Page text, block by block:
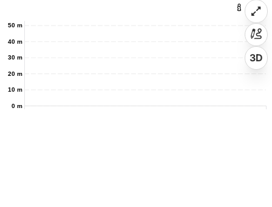
0 m
10 m
20 m
30 m
40 m
50 m
3D